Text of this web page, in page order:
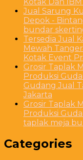
Jual Sarung
Depok -
bundar
Tersedia Jual
Mewah
Kotak Event
Grosir Taplak
Produksi
Gudang Jual
Jakarta
Grosir Taplak
Produksi
taplak meja
Categories